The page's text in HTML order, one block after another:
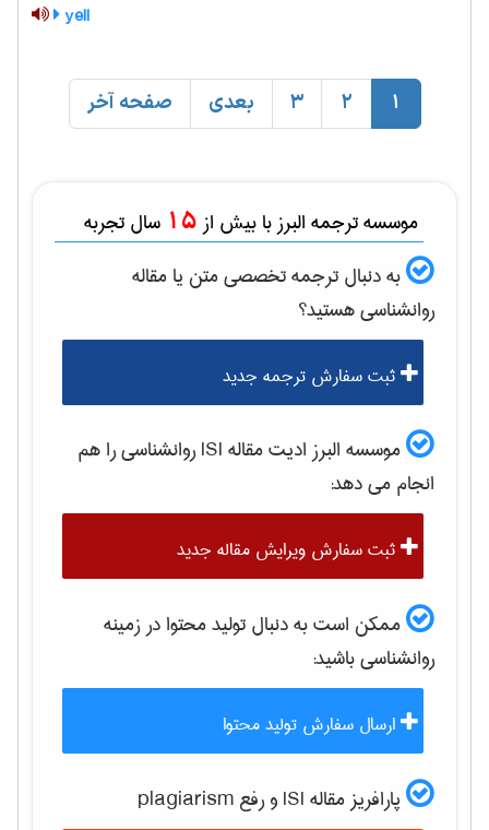
yell
1
2
3 بعدی صفحه آخر
موسسه ترجمه البرز با بیش از 15 سال تجربه
به دنبال ترجمه تخصصی متن یا مقاله
روانشناسیهستید؟
ثبت سفارش ترجمه جدید
موسسه البرز ادیت مقاله ISI روانشناسیرا هم
انجام می دهد:
ثبت سفارش ویرایش مقاله جدید
ممکن است به دنبال تولید محتوا در زمینه
روانشناسیباشید:
ارسال سفارش تولید محتوا
پارافریز مقاله ISI و رفع plagiarism